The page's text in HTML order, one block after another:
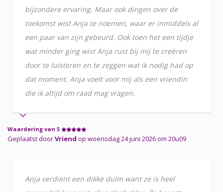
bijzondere ervaring. Maar ook dingen over de
toekomst wist Anja te noemen, waar er inmiddels al
een paar van zijn gebeurd. Ook toen het een tijdje
wat minder ging wist Anja rust bij mij te creëren
door te luisteren en te zeggen wat ik nodig had op
dat moment. Anja voelt voor mij als een vriendin
die ik altijd om raad mag vragen.
Waardering van 5
Geplaatst doorVriend op woensdag 24 juni 2026 om 20u09
Anja verdient een dikke duim want ze is heel